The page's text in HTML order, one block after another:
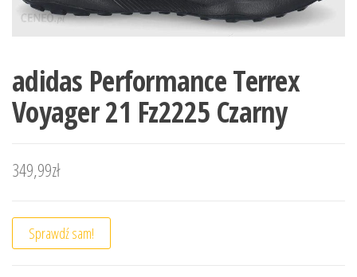
adidas Performance Terrex
Voyager 21 Fz2225 Czarny
349,99zł
Sprawdź sam!